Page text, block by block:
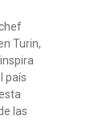
Turin,
país
las